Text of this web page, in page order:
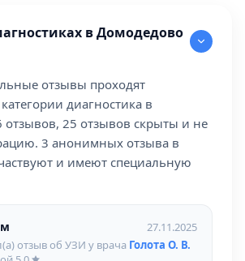
в Домодедово
отзывы проходят
диагностика в
25 отзывов скрыты и не
3 анонимных отзыва в
и имеют специальную
27.11.2025
отзыв об УЗИ у врача Голота О. В.